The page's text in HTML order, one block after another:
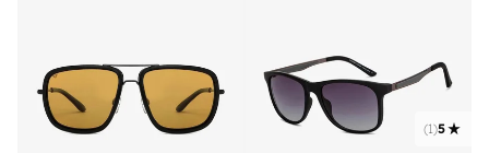
5
(
1
)